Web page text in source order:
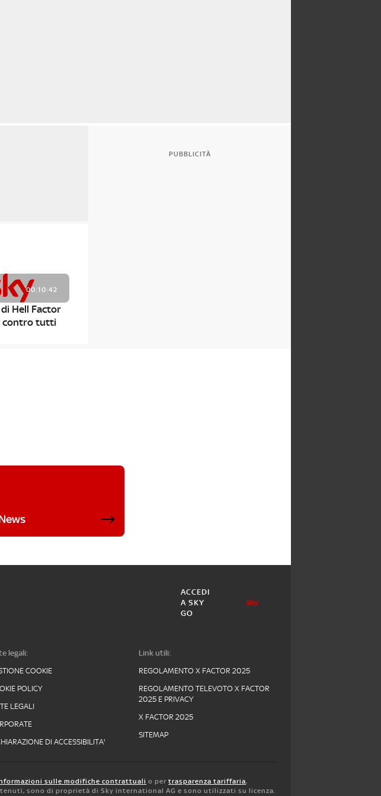
00:10:42
Hell Factor
contro tutti
PUBBLICITÀ
ACCEDI
A SKY
GO
legali:
COOKIE
POLICY
LEGALI
DI ACCESSIBILITA'
Link utili:
REGOLAMENTO X FACTOR 2025
REGOLAMENTO TELEVOTO X FACTOR
2025 E PRIVACY
X FACTOR 2025
SITEMAP
sulle modifiche contrattuali o per trasparenza tariffaria,
sono di proprietà di Sky international AG e sono utilizzati su licenza.